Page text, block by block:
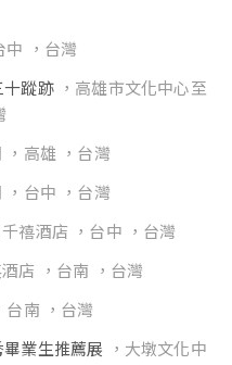
中 ，台灣
十蹤跡，高雄市文化中心至
，高雄 ，台灣
，台中 ，台灣
千禧酒店 ，台中 ，台灣
酒店 ，台南 ，台灣
台南 ，台灣
業生推薦展 ，大墩文化中